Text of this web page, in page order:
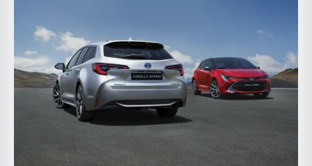
Toyota
Corolla
hatchback